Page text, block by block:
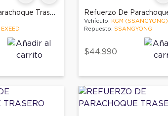
Refuerzo De Parachoque Trasero
EXEED
Vehículo: KGM (SSANGYONG)
Repuesto: SSANGYONG
$44.990